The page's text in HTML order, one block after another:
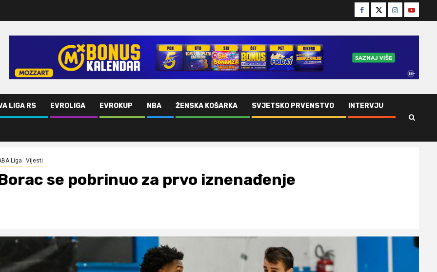
Facebook
TwitterInstagram
Youtube
LIGA RS EVROLIGA EVROKUP NBA ŽENSKA KOŠARKA SVJETSKO PRVENSTVO INTERVJU
Liga Vijesti
se pobrinuo za prvo iznenađenje